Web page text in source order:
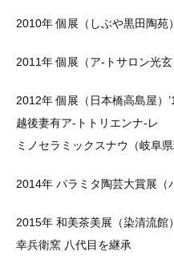
2010年 個展（しぶや黒田陶苑
2011年 個展（ア-トサロン光玄
2012年 個展（日本橋高島屋）
越後妻有ア-トトリエンナ-レ
ミノセラミックスナウ（岐阜県
2014年 パラミタ陶芸大賞展（
2015年 和美茶美展（染清流館）
幸兵衛窯 八代目を継承